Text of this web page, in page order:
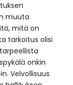
muuta
mitä on
tarkoitus olisi
onkin
Velvollisuus